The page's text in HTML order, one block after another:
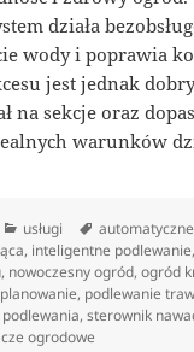
działa
wody i poprawia
jest jednak
na sekcje oraz
warunków
Kategorie
usługi Tagi
, inteligentne podlewanie,
, nowoczesny ogród,ogród
planowanie, podlewanie
,sterownik
ogrodowe